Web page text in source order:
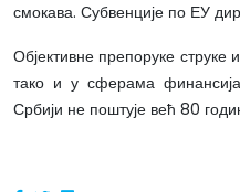
смокава. Субвенције по ЕУ
Објективне препоруке струке
тако и у сферама
Србији не поштује већ 80